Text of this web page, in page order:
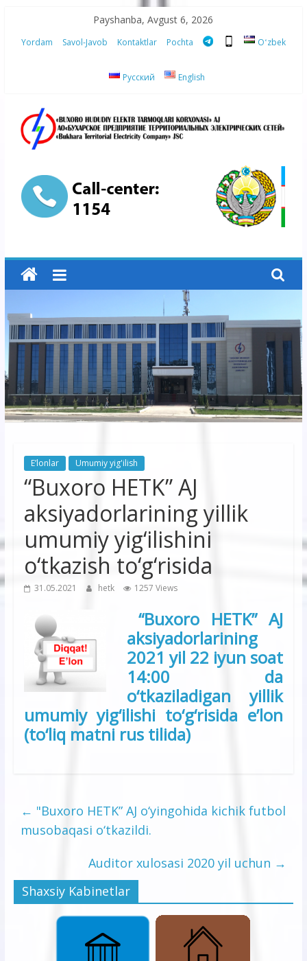
content
Payshanba, Avgust 6, 2026
Yordam Savol-Javob Kontaktlar Pochta Oʻzbek
Русский English
“Buxoro
hududiy
elektr
tarmoqlari
korxonasi”
AJ
“Buxoro
hududiy
korxonasi”
E’lonlar Umumiy yig'ilish
“Buxoro HETK” AJ
aksiyadorlarining yillik
umumiy yig‘ilishini
o‘tkazish to‘g‘risida
31.05.2021 hetk 1257 Views
“Buxoro HETK” AJ
aksiyadorlarining
2021 yil 22 iyun soat
14:00 da
o‘tkaziladigan yillik
umumiy yig‘ilishi to‘g‘risida e’lon
(to‘liq matni rus tilida)
← "Buxoro HETK” AJ o‘yingohida kichik futbol
musobaqasi o‘tkazildi.
Auditor xulosasi 2020 yil uchun →
Shaxsiy Kabinetlar